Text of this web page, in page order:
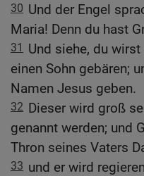
30 Und der Engel
Maria! Denn du hast
31 Und siehe, du
einen Sohn gebären;
Namen Jesus geben.
32 Dieser wird groß
genannt werden; und
Thron seines Vaters
33 und er wird